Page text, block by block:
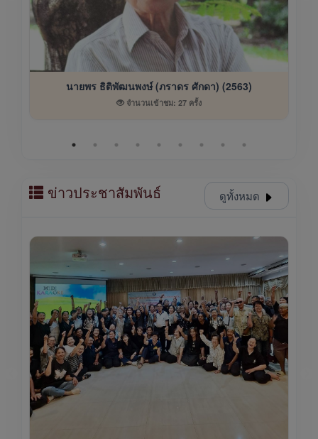
นายพร ธิติพัฒนพงษ์ (ภราดร ศักดา) (2563)
จำนวนเข้าชม: 27 ครั้ง
ข่าวประชาสัมพันธ์ ดูทั้งหมด